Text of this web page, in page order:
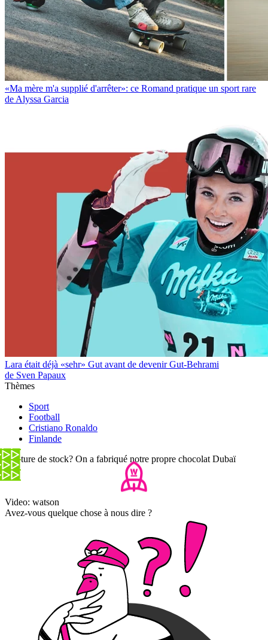
«Ma mère m'a supplié d'arrêter»: ce Romand pratique un sport rare
de Alyssa Garcia
Lara était déjà «sehr» Gut avant de devenir Gut-Behrami
de Sven Papaux
Thèmes
Sport
Football
Cristiano Ronaldo
Finlande
Rupture de stock? On a fabriqué notre propre chocolat Dubaï
Video: watson
Avez-vous quelque chose à nous dire ?